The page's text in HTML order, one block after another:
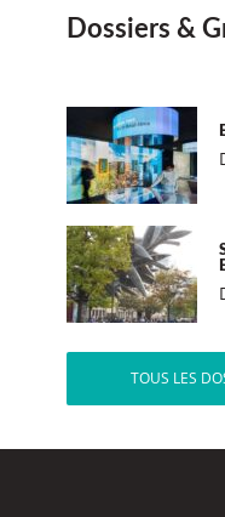
Dossiers &
TOUS LES